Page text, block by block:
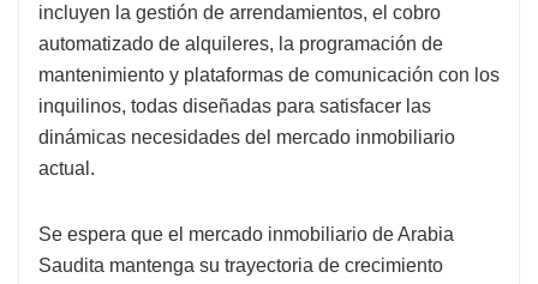
incluyen la gestión de arrendamientos, el cobro
automatizado de alquileres, la programación de
mantenimiento y plataformas de comunicación con los
inquilinos, todas diseñadas para satisfacer las
dinámicas necesidades del mercado inmobiliario
actual.
Se espera que el mercado inmobiliario de Arabia
Saudita mantenga su trayectoria de crecimiento